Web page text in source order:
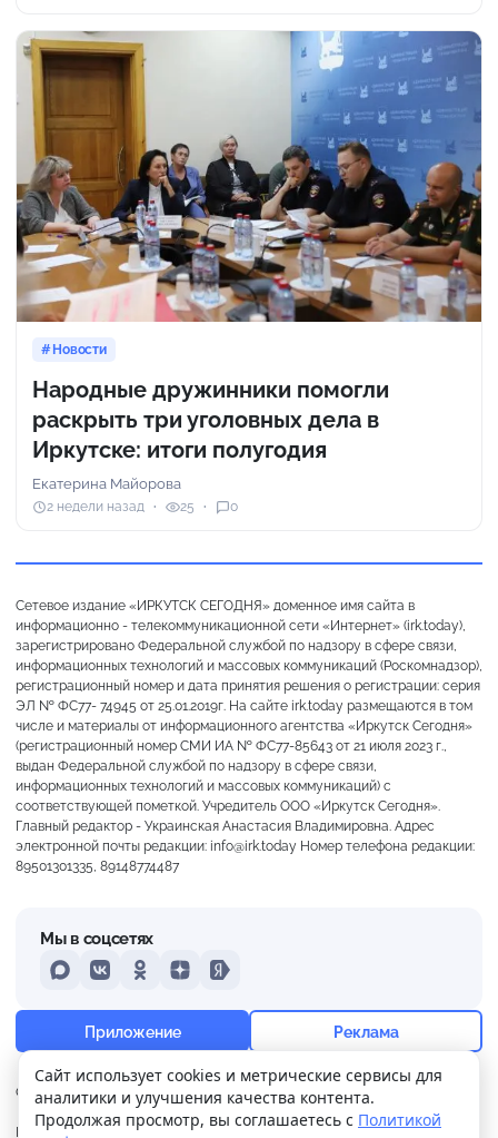
+29° Ощущается как +29
10 м/с 755 мм 53%
Новости
Народные дружинники помогли
раскрыть три уголовных дела в
Иркутске: итоги полугодия
Екатерина Майорова
2 недели назад 25 0
Сетевое издание «ИРКУТСК СЕГОДНЯ» доменное имя сайта в
информационно - телекоммуникационной сети «Интернет» (irk.today),
зарегистрировано Федеральной службой по надзору в сфере связи,
информационных технологий и массовых коммуникаций (Роскомнадзор),
регистрационный номер и дата принятия решения о регистрации: серия
ЭЛ № ФС77- 74945 от 25.01.2019г. На сайте irk.today размещаются в том
числе и материалы от информационного агентства «Иркутск Сегодня»
(регистрационный номер СМИ ИА № ФС77-85643 от 21 июля 2023 г.,
выдан Федеральной службой по надзору в сфере связи,
информационных технологий и массовых коммуникаций) с
соответствующей пометкой. Учредитель ООО «Иркутск Сегодня».
Главный редактор - Украинская Анастасия Владимировна. Адрес
электронной почты редакции: info@irk.today Номер телефона редакции:
89501301335, 89148774487
О нас Контакты Прислать новость
Реклама
Политика
Мы в соцсетях
MAXVKontakteOdnoklassniki
DzenYandex
Приложение Реклама
Сайт использует cookies и метрические сервисы для
аналитики и улучшения качества контента.
Продолжая просмотр, вы соглашаетесь с Политикой